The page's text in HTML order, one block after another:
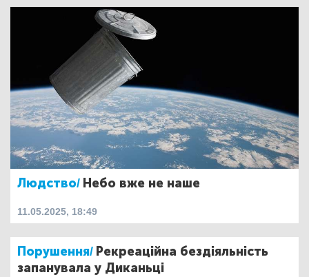
Людство/ Небо вже не наше
11.05.2025, 18:49
Порушення/ Рекреаційна бездіяльність
запанувала у Диканьці